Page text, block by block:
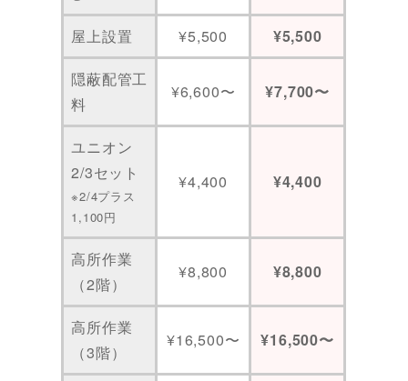
屋上設置 ¥5,500 ¥5,500
隠蔽配管工
料
¥6,600〜 ¥7,700〜
ユニオン
2/3セット
※2/4プラス
1,100円
¥4,400 ¥4,400
高所作業
（2階）
¥8,800 ¥8,800
高所作業
（3階）
¥16,500〜 ¥16,500〜